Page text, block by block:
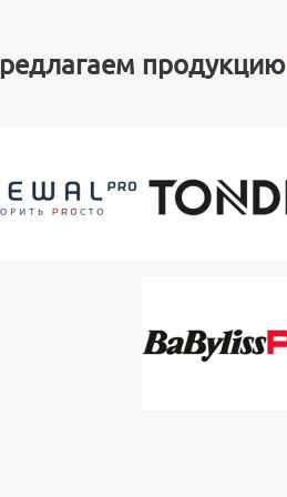
продукцию